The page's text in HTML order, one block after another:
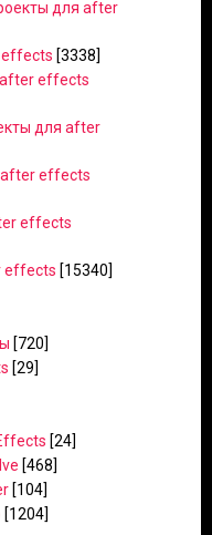
для after
effects [3338]
after effects
для after
after effects
effects
effects [15340]
[720]
[29]
[24]
[468]
[104]
[1204]